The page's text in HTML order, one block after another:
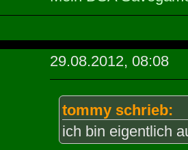
29.08.2012, 08:08
tommy schrieb:
ich bin eigentlich